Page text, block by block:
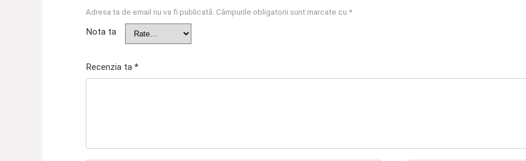
Adresa ta de email nu va fi publicată. Câmpurile obligatorii sunt marcate cu *
Nota ta
Recenzia ta *